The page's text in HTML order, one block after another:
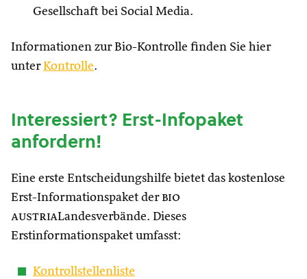
Gesellschaft bei Social Media.
Informationen zur Bio-Kontrolle finden Sie hier
unterKontrolle.
Interessiert? Erst-Infopaket
anfordern!
Eine erste Entscheidungshilfe bietet das kostenlose
Erst-Informationspaket der bio
austriaLandesverbände. Dieses
Erstinformationspaket umfasst:
Kontrollstellenliste